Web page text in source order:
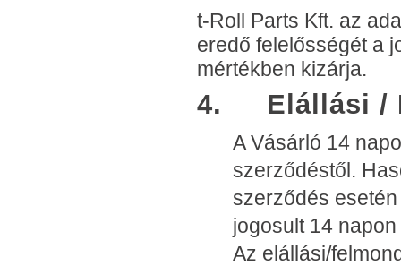
t-Roll Parts Kft. az
eredő felelősségét a
mértékben kizárja.
4. Elállási /
A Vásárló 14
szerződéstől.
szerződés
jogosult 14
Az elállási/